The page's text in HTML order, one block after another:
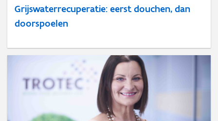
Grijswaterrecuperatie: eerst douchen, dan
doorspoelen